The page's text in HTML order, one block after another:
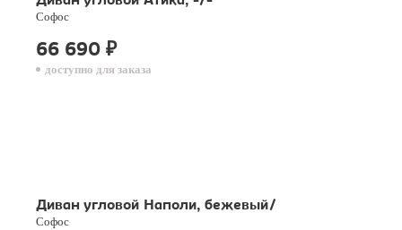
Софос
66 690 ₽
доступно для заказа
Диван угловой Наполи, бежевый/
Софос